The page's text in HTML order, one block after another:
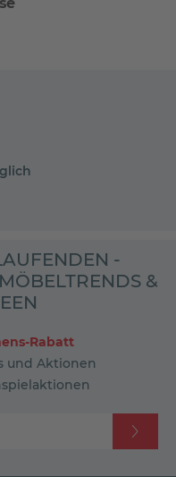
-
&
Rabatt
und Aktionen